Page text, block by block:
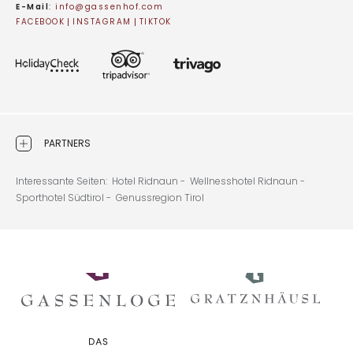
E-Mail: info@ gassenhof.com
FACEBOOK
INSTAGRAM TIKTOK
PARTNERS
Interessante Seiten: Hotel Ridnaun - Wellnesshotel Ridnaun -
Sporthotel Südtirol - Genussregion Tirol